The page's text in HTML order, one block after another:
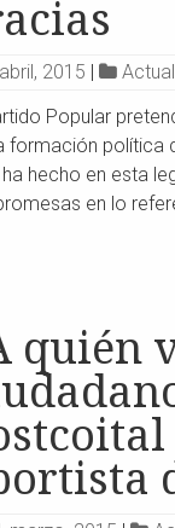
2015 |
Popular
formación política
hecho en esta
en lo
quién